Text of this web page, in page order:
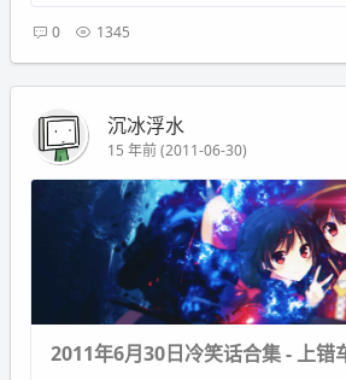
0 1345
沉冰浮水
15 年前 (2011-06-30)
2011年6月30日冷笑话合集 - 上错